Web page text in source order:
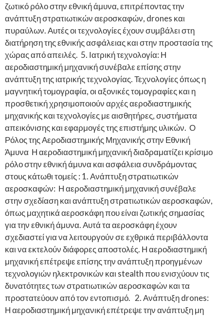
ζωτικό ρόλο στην εθνική άμυνα, επιτρέποντας την
ανάπτυξη στρατιωτικών αεροσκαφών, drones και
πυραύλων. Αυτές οι τεχνολογίες έχουν συμβάλει στη
διατήρηση της εθνικής ασφάλειας και στην προστασία της
χώρας από απειλές. 5. Ιατρική τεχνολογία: Η
αεροδιαστημική μηχανική συνέβαλε επίσης στην
ανάπτυξη της ιατρικής τεχνολογίας. Τεχνολογίες όπως η
μαγνητική τομογραφία, οι αξονικές τομογραφίες και η
προσθετική χρησιμοποιούν αρχές αεροδιαστημικής
μηχανικής και τεχνολογίες με αισθητήρες, συστήματα
απεικόνισης και εφαρμογές της επιστήμης υλικών. Ο
Ρόλος της Αεροδιαστημικής Μηχανικής στην Εθνική
Άμυνα Η αεροδιαστημική μηχανική διαδραματίζει κρίσιμο
ρόλο στην εθνική άμυνα και ασφάλεια συνδράμοντας
στους κάτωθι τομείς : 1. Ανάπτυξη στρατιωτικών
αεροσκαφών: Η αεροδιαστημική μηχανική συνέβαλε
στην σχεδίαση και ανάπτυξη στρατιωτικών αεροσκαφών,
όπως μαχητικά αεροσκάφη που είναι ζωτικής σημασίας
για την εθνική άμυνα. Αυτά τα αεροσκάφη έχουν
σχεδιαστεί για να λειτουργούν σε εχθρικά περιβάλλοντα
και να εκτελούν διάφορες αποστολές. Η αεροδιαστημική
μηχανική επέτρεψε επίσης την ανάπτυξη προηγμένων
τεχνολογιών ηλεκτρονικών και stealth που ενισχύουν τις
δυνατότητες των στρατιωτικών αεροσκαφών και τα
προστατεύουν από τον εντοπισμό. 2. Ανάπτυξη drones:
Η αεροδιαστημική μηχανική επέτρεψε την ανάπτυξη μη